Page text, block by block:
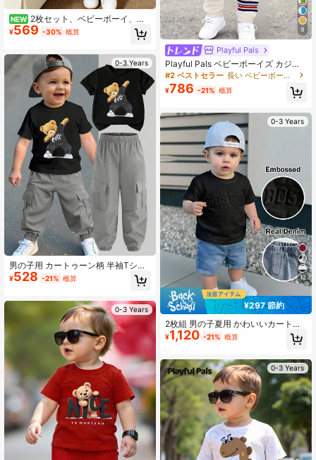
NEW 2枚セット、ベビーボーイ、カ
ジュアルかわいいファッション、ソ
フトで快適、かわいいジェントルマ
トカジュアルスポーツショーツ、ベ
ビーボーイ衣類、ベビーボーイ衣
類、ベビーボーイアウトフィット、
ベビー衣類、日常着、バケーショ
ン、パーティー、アウトドア活動に
適しています
¥569 -30% 概算
0-3 Years
男の子用 カートゥーン柄 半袖Tシャ
ツ&パンツセット
¥528 -21% 概算
0-3 Years
9
Playful Pals
Playful Pals ベビーボーイズ カジュ
アル クラシック カラーブロック レ
ッド&ブルー ストライプ ナイトプリ
ント カーキ ラウンドネック Tシャツ
ームウェア、アウトドア、スポー
ツ、学校着に適しています
#2 ベストセラー 長い ベビーボーイズTシャツコーデ
¥786 -21% 概算
0-3 Years
12
¥297 節約
2枚組 男の子夏用 かわいいカートゥ
ーン柄ジャカード 半袖Tシャツ&伸縮
ウエスト デニムショーツセット
¥1,120 -21% 概算
0-3 Years